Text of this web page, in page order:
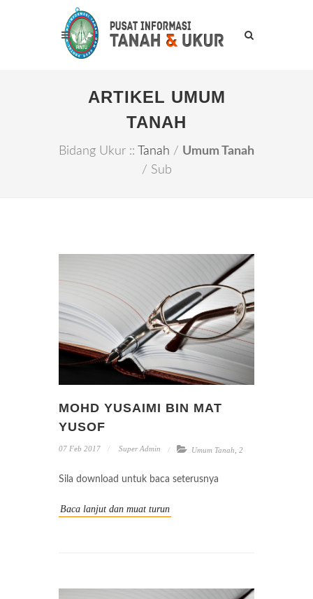
ARTIKEL UMUM
TANAH
Bidang Ukur :: Tanah / Umum Tanah
/ Sub
MOHD YUSAIMI BIN MAT
YUSOF
07 Feb 2017 Super Admin Umum Tanah 2
Sila download untuk baca seterusnya
Baca lanjut dan muat turun